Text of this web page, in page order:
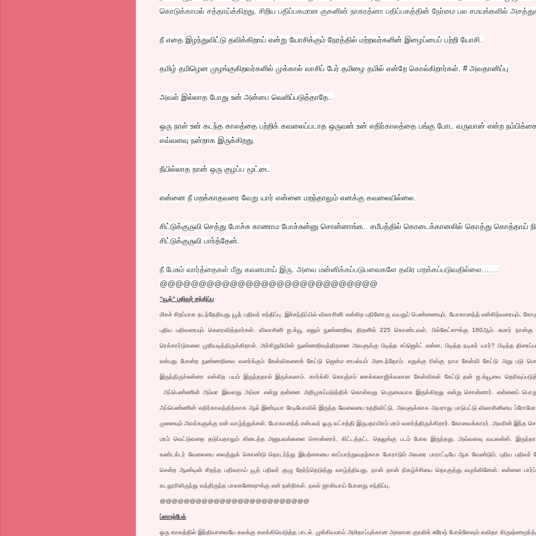
கொடுக்காமல் சத்தாய்க்கிறது. சிறிய பதிப்பகமான குகனின் நாகரத்னா பதிப்பகத்தின் நேர்மை பல சமயங்களில்
நீ எதை இழந்துவிட்டு தவிக்கிறாய் என்று யோசிக்கும் நேரத்தில் மற்றவர்களின் இழைப்பைப் பற்றி யோசி..
தமிழ் தமிழென முழங்குகிறவர்களில் முக்கால் வாசிப் பேர் தமிழை தமில் என்றே கொல்கிறார்கள். # அவதானிப்பு
அவள் இல்லாத போது உன் அன்பை வெளிப்படுத்தாதே..
ஒரு நாள் உன் கடந்த காலத்தை பற்றிக் கவலைப்படாத ஒருவன் உன் எதிர்காலத்தை பங்கு போட வருவான் என்ற
எவ்வளவு நன்றாக இருக்கிறது.
நீயில்லாத நான் ஒரு குழப்ப மூட்டை
என்னை நீ மறக்காதவரை வேறு யார் என்னை மறந்தாலும் எனக்கு கவலையில்லை.
சிட்டுக்குருவி செத்து போச்சு காணாம போச்சுன்னு சொன்னாங்க.. சமீபத்தில் கொடைக்கானலில் கொத்து கொத்தாய்
சிட்டுக்குருவி பார்த்தேன்.
நீ பேசும் வார்த்தைகள் மீது கவனமாய் இரு. அவை மன்னிக்கப்படுபவைகளே தவிர மறக்கப்படுவதில்லை.......
@@@@@@@@@@@@@@@@@@@@@@@@@@@@
”யூத்” பதிவர் சந்திப்பு
மிகச் சிறப்பாக நடந்தேறியது யூத் பதிவர் சந்திப்பு. இச்சந்திப்பில் விலாசினி என்கிற பதினோரு வயதுப் பெண்ணையும், யோகானந்த் என்கிற்வரையும்,
புதிய பதிவரையும் கெளரவித்தார்கள். விலாசினி ஐ.க்யூ எனும் நுண்ணறிவு திறனில் 225 கொண்டவள். பில்கேட்ஸுக்கு 160ஆம். சுமார்
ரெக்கார்டுகளை முறியடித்திருக்கிறாள். அச்சிறுமியின் நுண்ணறிவுத்திறனை அவளுக்கு பிடித்த சப்ஜெக்ட் என்ன, பிடித்த நடிகர் யார்? பிடித்த
என்பது போன்ற நுண்ணறிவை வளர்க்கும் கேள்விகளைக் கேட்டு ஜென்ம சாபல்யம் அடைந்தோம். எதுக்கு ரிஸ்கு நாம கேள்வி கேட்டு அது படு
இருந்திருச்சுன்னா என்கிற பயம் இருந்ததால் இருக்கலாம். கார்க்கி கொஞ்சம் சைக்கலாஜிக்கலான கேள்விகள் கேட்டு தன் ஐ.க்யூவை
அப்பெண்ணின் அம்மா இவளது அம்மா என்று தன்னை அறிமுகப்படுத்திக் கொள்வது பெருமையாக இருக்கிறது என்று சொன்னார். என்னைப்
அப்பெண்ணின் எதிர்காலத்திற்காக ஆல் இண்டியா ரேடியோவில் இருந்த வேலையை உதறிவிட்டு, அவளுக்காக அயராது பாடுபட்டு விலாசினியை
முனையும் அவர்களுக்கு என் வாழ்த்துக்கள். யோகானந்த் என்பவர் ஒரு லட்சத்தி இருபதாயிரம் மரம் வளர்த்திருக்கிறார். கோவைக்காரர். அவரின் இந்த
மரம் வெட்டுவதை தடுப்பதாலும் கிடைத்த அனுபவங்களை சொன்னார். கிட்டத்தட்ட தெலுங்கு படம் போல இருந்தது. அவ்வளவு வயலன்ஸ்.
கண்டக்டர் வேலையை வைத்துக் கொண்டு தொடர்ந்து இயற்கையை காப்பாற்றுவதற்காக போராடும் அவரை பாராட்டியே ஆக வேண்டும். புதிய பதிவர்
சென்ற ஆண்டின் சிறந்த பதிவராய் யூத் பதிவர் குழு தேர்ந்தெடுத்து வாழ்த்தியது. நான் தான் நிகழ்ச்சியை தொகுத்து வழங்கினேன். என்னை
கடலூரிலிருந்து வந்திருந்த பாலகணேஷுக்கு என் நன்றிகள். நலல் ஜாலியாய் போனது சந்திப்பு.
@@@@@@@@@@@@@@@@@@@@@@@@@
ப்ளாஷ்பேக்
ஒரு காலத்தில் இந்தியாவையே கலக்கு கலக்கியெடுத்த பாடல். முக்கியமாய் அமிதாப்புக்கான அசலான குரலில் சுரேஷ் போல்ஸேவும் கவிதா